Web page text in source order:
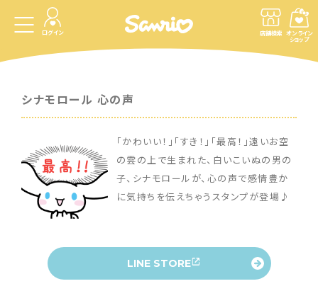
ログイン 店舗検索 オンライン
ショップ
シナモロール 心の声
「かわいい！」「すき！」「最高！」遠いお空
の雲の上で生まれた、白いこいぬの男の
子、シナモロールが、心の声で感情豊か
に気持ちを伝えちゃうスタンプが登場♪
LINE STORE